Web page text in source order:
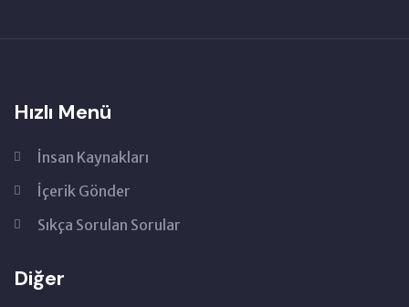
Hızlı Menü
İnsan Kaynakları
İçerik Gönder
Sıkça Sorulan Sorular
Diğer